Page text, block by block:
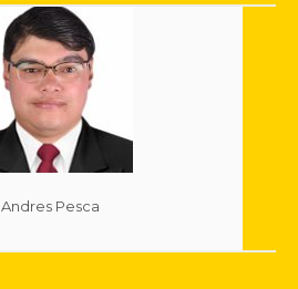
Andres Pesca